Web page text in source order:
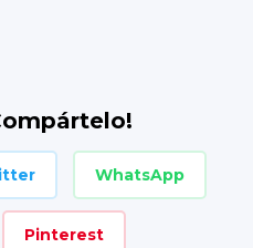
WhatsApp
Pinterest